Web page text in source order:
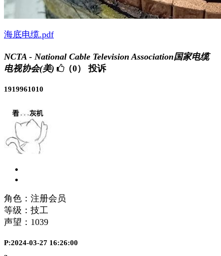
海底电缆.pdf
NCTA - National Cable Television Association国家电缆
电视协会(美)
（0） 投诉
1919961010
角色：注册会员
等级：技工
声望： 1039
P:2024-03-27 16:26:00